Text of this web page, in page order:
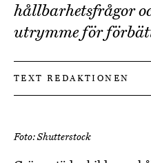
hållbarhetsfrågor
utrymme för
TEXT REDAKTIONEN
Foto: Shutterstock